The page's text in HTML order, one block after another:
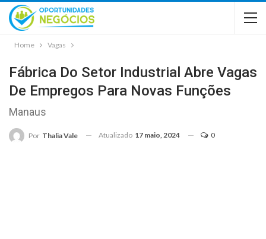
Home Vagas
Fábrica Do Setor Industrial Abre Vagas
De Empregos Para Novas Funções
Manaus
Por Thalia Vale Atualizado 17 maio, 2024 0